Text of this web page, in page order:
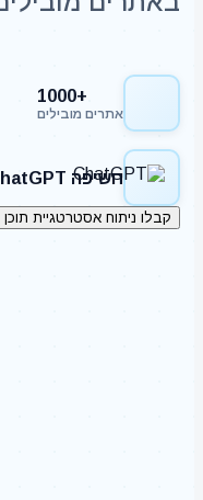
+1000
אתרים מובילים
חשיפה ChatGPT
קבלו ניתוח אסטרטגיית